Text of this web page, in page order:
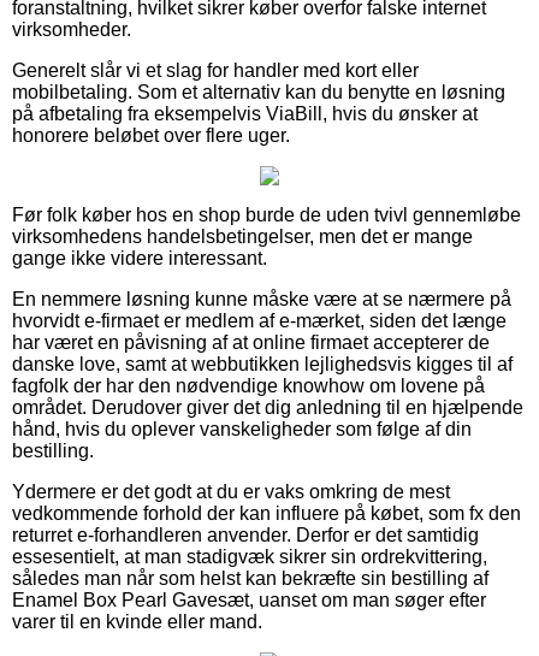
foranstaltning, hvilket sikrer køber overfor falske internet
virksomheder.
Generelt slår vi et slag for handler med kort eller
mobilbetaling. Som et alternativ kan du benytte en løsning
på afbetaling fra eksempelvis ViaBill, hvis du ønsker at
honorere beløbet over flere uger.
Før folk køber hos en shop burde de uden tvivl gennemløbe
virksomhedens handelsbetingelser, men det er mange
gange ikke videre interessant.
En nemmere løsning kunne måske være at se nærmere på
hvorvidt e-firmaet er medlem af e-mærket, siden det længe
har været en påvisning af at online firmaet accepterer de
danske love, samt at webbutikken lejlighedsvis kigges til af
fagfolk der har den nødvendige knowhow om lovene på
området. Derudover giver det dig anledning til en hjælpende
hånd, hvis du oplever vanskeligheder som følge af din
bestilling.
Ydermere er det godt at du er vaks omkring de mest
vedkommende forhold der kan influere på købet, som fx den
returret e-forhandleren anvender. Derfor er det samtidig
essesentielt, at man stadigvæk sikrer sin ordrekvittering,
således man når som helst kan bekræfte sin bestilling af
Enamel Box Pearl Gavesæt, uanset om man søger efter
varer til en kvinde eller mand.